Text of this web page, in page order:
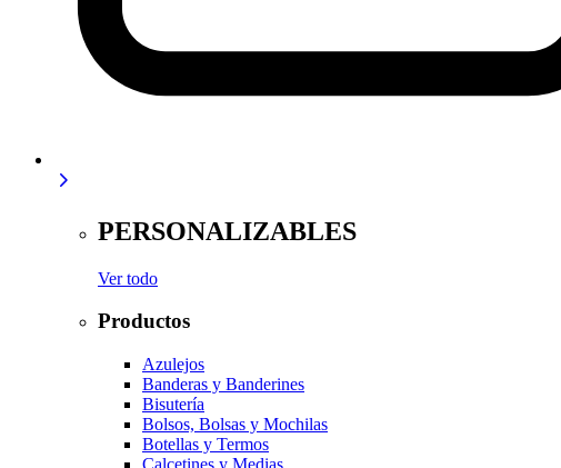
PERSONALIZABLES
Ver todo
Productos
Azulejos
Banderas y Banderines
Bisutería
Bolsos, Bolsas y Mochilas
Botellas y Termos